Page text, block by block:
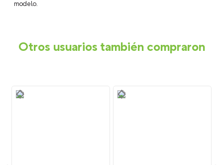
modelo.
Otros usuarios también compraron